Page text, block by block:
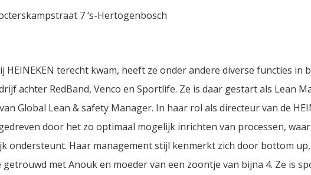
7 ‘s-Hertogenbosch
HEINEKEN terecht kwam, heeft ze onder andere diverse functies in
achter RedBand, Venco en Sportlife. Ze is daar gestart als Lean
Global Lean & safety Manager. In haar rol als directeur van de
door het zo optimaal mogelijk inrichten van processen,
ondersteunt. Haar management stijl kenmerkt zich door bottom
met Anouk en moeder van een zoontje van bijna 4. Ze is